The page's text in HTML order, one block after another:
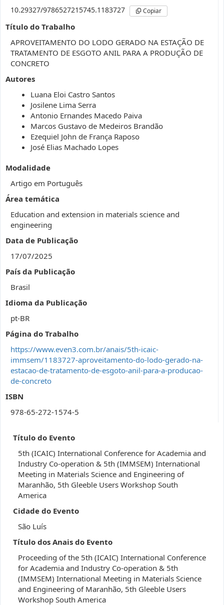
10.29327/9786527215745.1183727 Copiar
Título do Trabalho
APROVEITAMENTO DO LODO GERADO NA ESTAÇÃO DE
TRATAMENTO DE ESGOTO ANIL PARA A PRODUÇÃO DE
CONCRETO
Autores
Luana Eloi Castro Santos
Josilene Lima Serra
Antonio Ernandes Macedo Paiva
Marcos Gustavo de Medeiros Brandão
Ezequiel John de França Raposo
José Elias Machado Lopes
Modalidade
Artigo em Português
Área temática
Education and extension in materials science and
engineering
Data de Publicação
17/07/2025
País da Publicação
Brasil
Idioma da Publicação
pt-BR
Página do Trabalho
https://www.even3.com.br/anais/5th-icaic-
immsem/1183727-aproveitamento-do-lodo-gerado-na-
estacao-de-tratamento-de-esgoto-anil-para-a-producao-
de-concreto
ISBN
978-65-272-1574-5
Título do Evento
5th (ICAIC) International Conference for Academia and
Industry Co-operation & 5th (IMMSEM) International
Meeting in Materials Science and Engineering of
Maranhão, 5th Gleeble Users Workshop South
America
Cidade do Evento
São Luís
Título dos Anais do Evento
Proceeding of the 5th (ICAIC) International Conference
for Academia and Industry Co-operation & 5th
(IMMSEM) International Meeting in Materials Science
and Engineering of Maranhão, 5th Gleeble Users
Workshop South America